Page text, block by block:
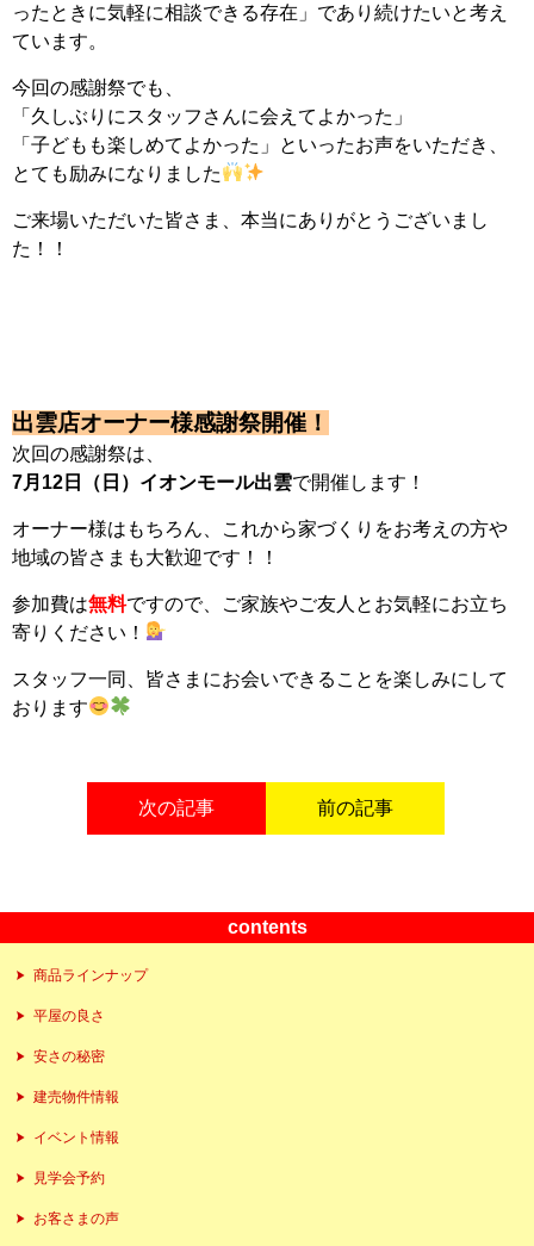
ったときに気軽に相談できる存在」であり続けたいと考え
ています。
今回の感謝祭でも、
「久しぶりにスタッフさんに会えてよかった」
「子どもも楽しめてよかった」といったお声をいただき、
とても励みになりました
ご来場いただいた皆さま、本当にありがとうございまし
た！！
出雲店オーナー様感謝祭開催！
次回の感謝祭は、
7月12日（日）イオンモール出雲で開催します！
オーナー様はもちろん、これから家づくりをお考えの方や
地域の皆さまも大歓迎です！！
参加費は無料ですので、ご家族やご友人とお気軽にお立ち
寄りください！
スタッフ一同、皆さまにお会いできることを楽しみにして
おります
次の記事 前の記事
contents
商品ラインナップ
平屋の良さ
安さの秘密
建売物件情報
イベント情報
見学会予約
お客さまの声